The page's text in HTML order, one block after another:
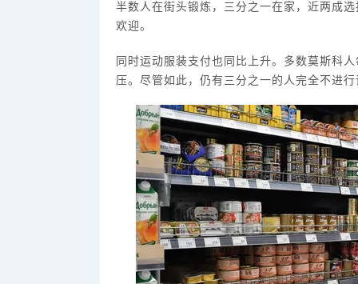
半数人在街头锻炼，三分之一在家，近两成
欢迎。
同时运动服装支付也同比上升。多数莫斯科
压。尽管如此，仍有三分之一的人完全不进